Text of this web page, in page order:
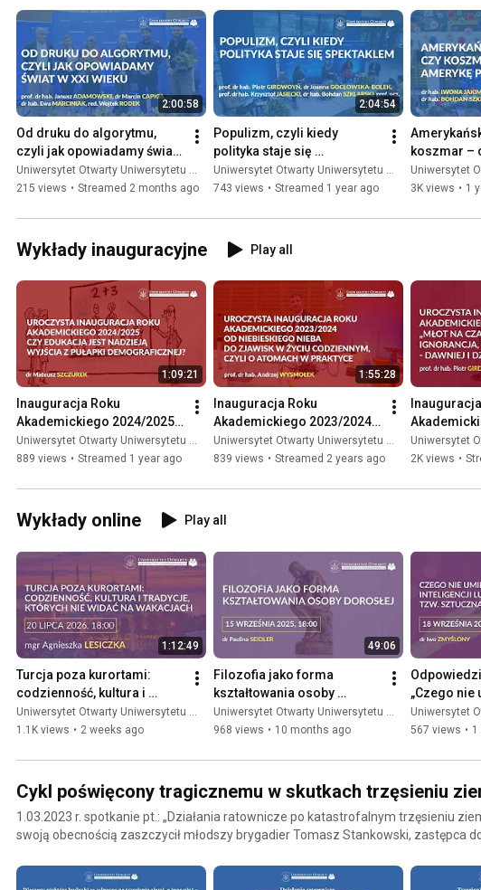
2:00:58
Od druku do algorytmu,
czyli jak opowiadamy świat
w XXI wieku
Uniwersytet Otwarty Uniwersytetu Warszawskiego
215 views • Streamed 2 months ago
2:04:54
Populizm, czyli kiedy
polityka staje się
spektaklem - debata UOUW
Uniwersytet Otwarty Uniwersytetu Warszawskiego
743 views • Streamed 1 year ago
koszmar –
Amerykę
Uniwersytet
3K views • 1
Wykłady inauguracyjne Play all
1:09:21
Inauguracja Roku
Akademickiego 2024/2025
UOUW!
Uniwersytet Otwarty Uniwersytetu Warszawskiego
889 views • Streamed 1 year ago
1:55:28
Inauguracja Roku
Akademickiego 2023/2024
UOUW!
Uniwersytet Otwarty Uniwersytetu Warszawskiego
839 views • Streamed 2 years ago
– wykład
Girdwoynia
Uniwersytet
2K views •
Wykłady online Play all
1:12:49
Turcja poza kurortami:
codzienność, kultura i
tradycje, których nie widać
na wakacjach
Uniwersytet Otwarty Uniwersytetu Warszawskiego
1.1K views • 2 weeks ago
49:06
Filozofia jako forma
kształtowania osoby
dorosłej – wykład online
Uniwersytet Otwarty Uniwersytetu Warszawskiego
968 views • 10 months ago
„Czego nie
Przewagi
ludzkiej nad
Uniwersytet
567 views • 1
Cykl poświęcony tragicznemu w skutkach trzęsieniu
1.03.2023 r. spotkanie pt.: „Działania ratownicze po katastrofalnym trzęsieniu
swoją obecnością zaszczycił młodszy brygadier Tomasz Stankowski, zastępca
Komendy Miejskiej Państwowej Straży Pożarnej m. st. Warszawy. 22.02.2023 r. wykład pt.: